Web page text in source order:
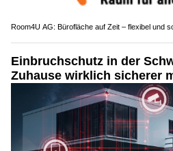
Room4U AG: Bürofläche auf Zeit – flexibel und
Einbruchschutz in der
Zuhause wirklich sicherer